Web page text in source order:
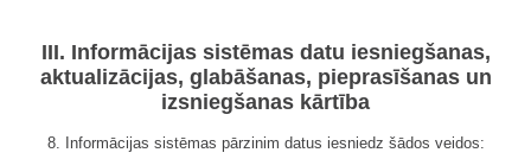
III. Informācijas sistēmas datu iesniegšanas,
aktualizācijas, glabāšanas, pieprasīšanas un
izsniegšanas kārtība
8. Informācijas sistēmas pārzinim datus iesniedz šādos veidos: